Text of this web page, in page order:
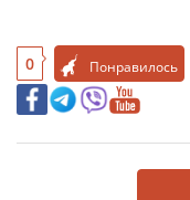
0 Понравилось